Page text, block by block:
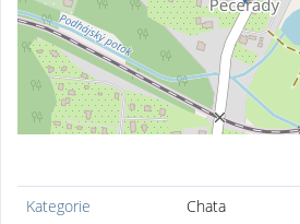
Kategorie
Chata